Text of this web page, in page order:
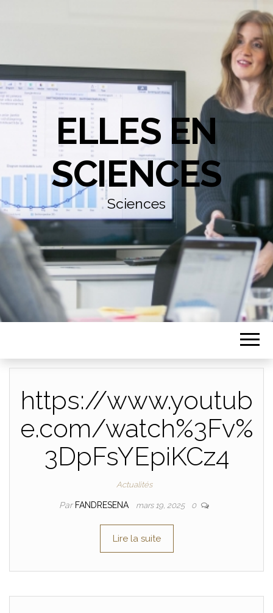
ELLES EN
SCIENCES
Sciences
https://www.youtub
e.com/watch%3Fv%
3DpFsYEpiKCz4
Actualités
Par FANDRESENA mars 19, 2025 0
Lire la suite